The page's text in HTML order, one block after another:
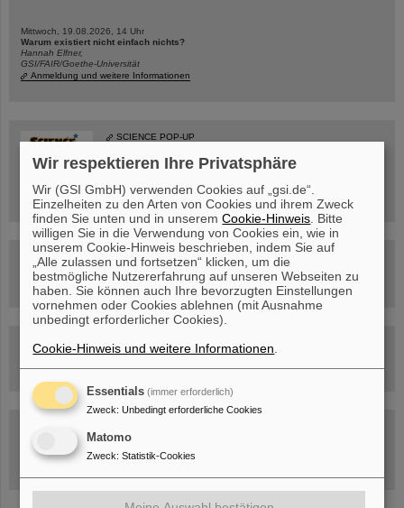
Mittwoch, 19.08.2026, 14 Uhr
Warum existiert nicht einfach nichts?
Hannah Elfner,
GSI/FAIR/Goethe-Universität
Anmeldung und weitere Informationen
SCIENCE POP-UP
12 – 17 Uhr
Sa, 11.07.26, 10:30-16:00 Uhr
Ernst-Ludwig-Str. 22
Innenstadt Darmstadt
FAIR-Trailer: Der Weg der Teilchen durch die
Beschleunigeranlage
Rundflug über die FAIR-Baustelle
jetzt Termin buchen!
Wir respektieren Ihre Privatsphäre
Wir (GSI GmbH) verwenden Cookies auf „gsi.de“.
Einzelheiten zu den Arten von Cookies und ihrem Zweck
finden Sie unten und in unseremCookie-Hinweis . Bitte
willigen Sie in die Verwendung von Cookies ein, wie in
unserem Cookie-Hinweis beschrieben, indem Sie auf
„Alle zulassen und fortsetzen“ klicken, um die
bestmögliche Nutzererfahrung auf unseren Webseiten zu
haben. Sie können auch Ihre bevorzugten Einstellungen
vornehmen oder Cookies ablehnen (mit Ausnahme
unbedingt erforderlicher Cookies).
Cookie-Hinweis und weitere Informationen
Essentials (immer erforderlich)
Zweck: Unbedingt erforderliche Cookies
Matomo
Zweck: Statistik-Cookies